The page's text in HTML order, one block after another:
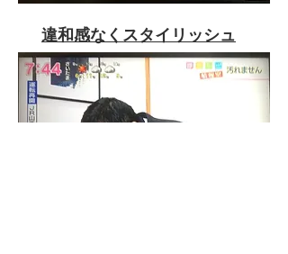
違和感なくスタイリッシュ